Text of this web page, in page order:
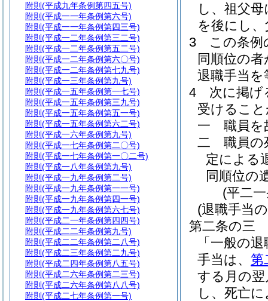
し、祖父
を後にし
3
この条例
同順位の
退職手当
4
次に掲げ
受けるこ
一
職員を
二
職員の
定による
同順位の
(平二
(退職手当
第二条の三
「一般の
手当は、 第
する月の
し、死亡
附則 (平成九年条例第四五号)
附則 (平成一一年条例第六号)
附則 (平成一一年条例第四三号)
附則 (平成一二年条例第三二号)
附則 (平成一二年条例第五二号)
附則 (平成一二年条例第六〇号)
附則 (平成一二年条例第七九号)
附則 (平成一三年条例第九号)
附則 (平成一五年条例第一七号)
附則 (平成一五年条例第三九号)
附則 (平成一五年条例第五一号)
附則 (平成一五年条例第六二号)
附則 (平成一六年条例第九号)
附則 (平成一七年条例第二〇号)
附則 (平成一七年条例第一〇二号)
附則 (平成一八年条例第九号)
附則 (平成一九年条例第二号)
附則 (平成一九年条例第一一号)
附則 (平成一九年条例第四一号)
附則 (平成一九年条例第六七号)
附則 (平成二一年条例第四四号)
附則 (平成二二年条例第九号)
附則 (平成二二年条例第二八号)
附則 (平成二三年条例第二九号)
附則 (平成二四年条例第八五号)
附則 (平成二六年条例第二三号)
附則 (平成二六年条例第八八号)
附則 (平成二七年条例第一号)